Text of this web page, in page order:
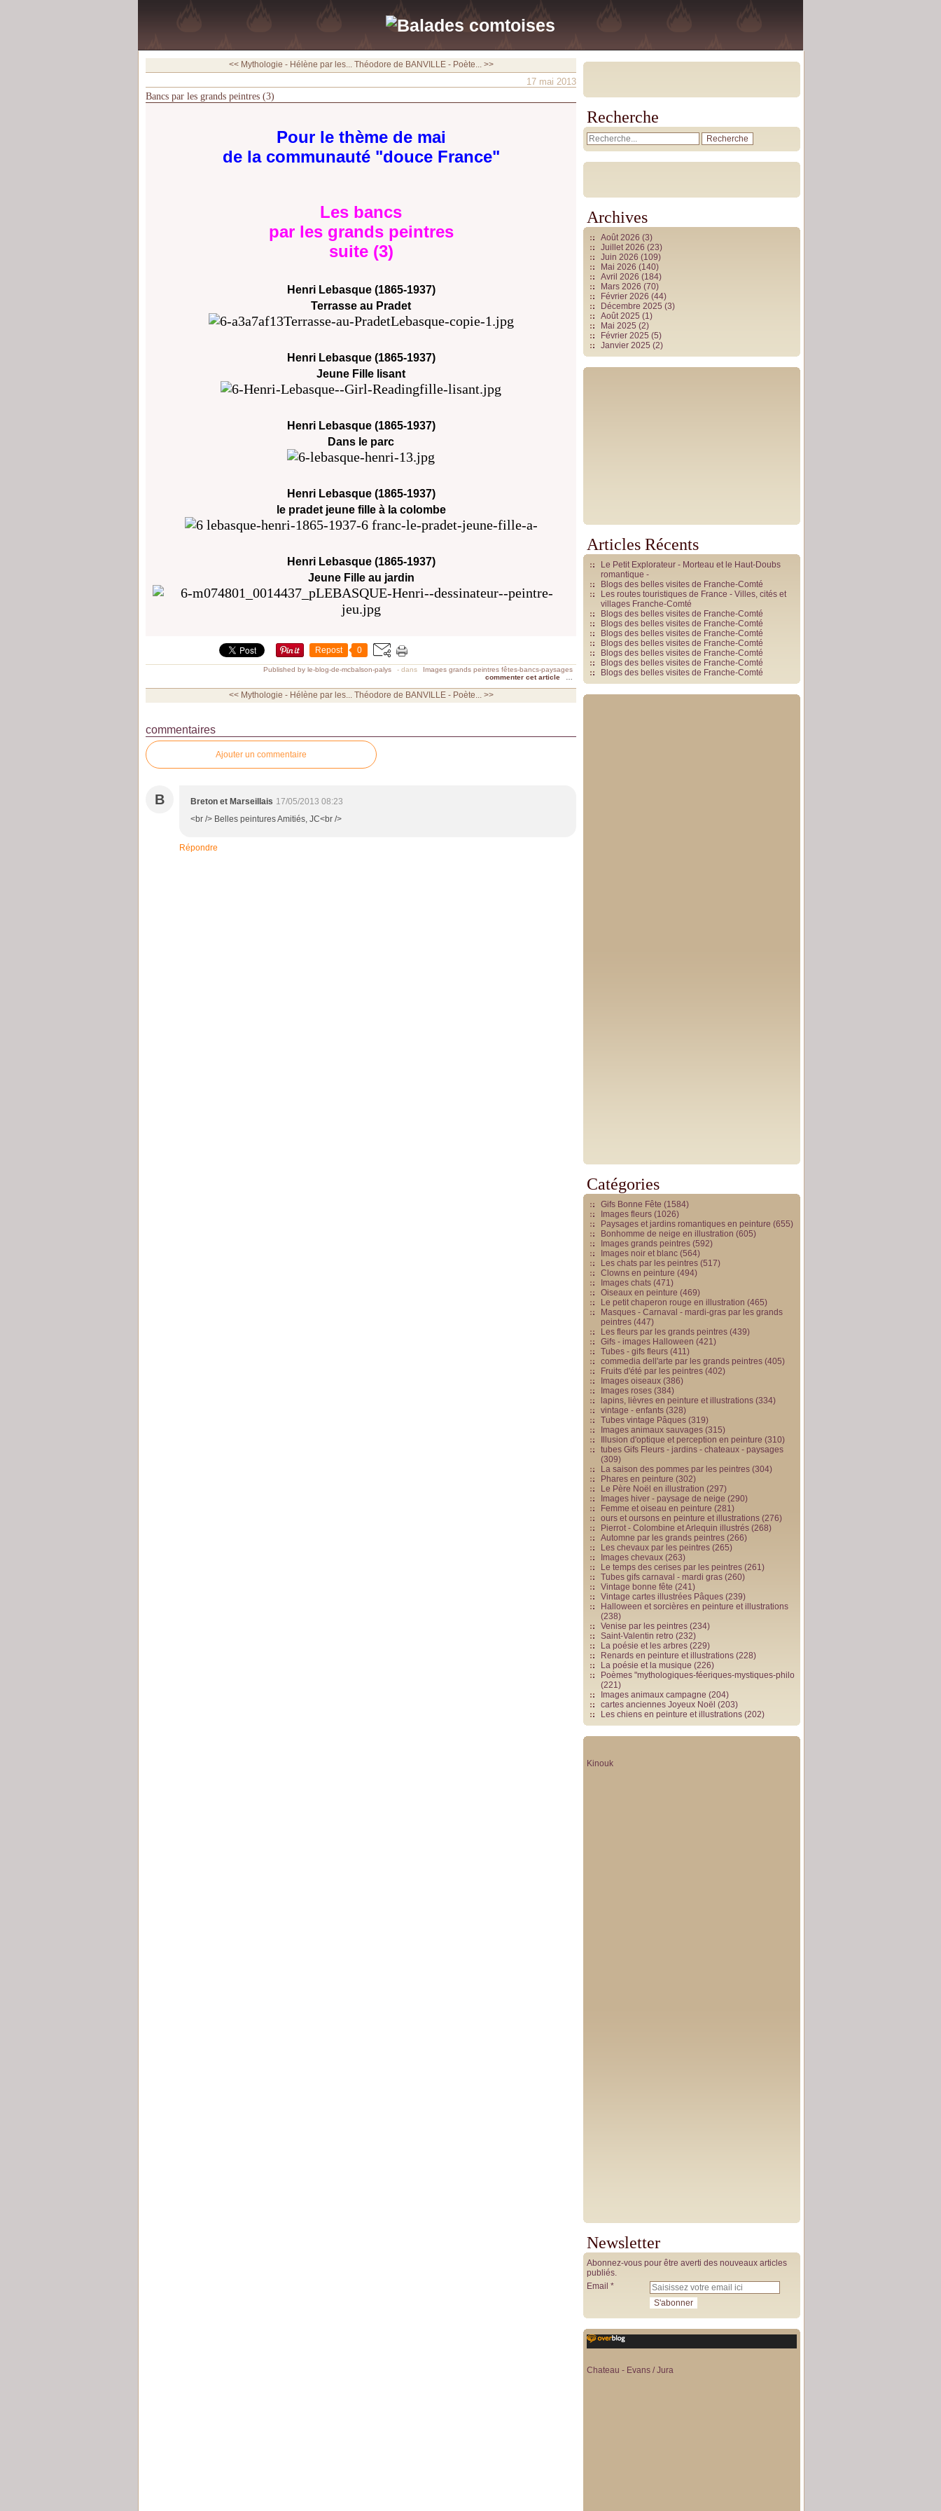
<< Mythologie - Hélène par les... Théodore de BANVILLE - Poète... >>
17 mai 2013
Bancs par les grands peintres (3)
Pour le thème de mai
de la communauté "douce France"
Les bancs
par les grands peintres
suite (3)
Henri Lebasque (1865-1937)
Terrasse au Pradet
Henri Lebasque (1865-1937)
Jeune Fille lisant
Henri Lebasque (1865-1937)
Dans le parc
Henri Lebasque (1865-1937)
le pradet jeune fille à la colombe
Henri Lebasque (1865-1937)
Jeune Fille au jardin
Repost 0
Published by le-blog-de-mcbalson-palys - dans
Images grands peintres fêtes-bancs-paysages
commenter cet article
<< Mythologie - Hélène par les... Théodore de BANVILLE - Poète... >>
commentaires
Ajouter un commentaire
B Breton et Marseillais 17/05/2013 08:23
<br /> Belles peintures Amitiés, JC<br />
Répondre
Recherche
Archives
Août 2026 (3)
Juillet 2026 (23)
Juin 2026 (109)
Mai 2026 (140)
Avril 2026 (184)
Mars 2026 (70)
Février 2026 (44)
Décembre 2025 (3)
Août 2025 (1)
Mai 2025 (2)
Février 2025 (5)
Janvier 2025 (2)
Articles Récents
Le Petit Explorateur - Morteau et le Haut-Doubs
romantique -
Blogs des belles visites de Franche-Comté
Les routes touristiques de France - Villes, cités et
villages Franche-Comté
Blogs des belles visites de Franche-Comté
Blogs des belles visites de Franche-Comté
Blogs des belles visites de Franche-Comté
Blogs des belles visites de Franche-Comté
Blogs des belles visites de Franche-Comté
Blogs des belles visites de Franche-Comté
Blogs des belles visites de Franche-Comté
Catégories
Gifs Bonne Fête (1584)
Images fleurs (1026)
Paysages et jardins romantiques en peinture (655)
Bonhomme de neige en illustration (605)
Images grands peintres (592)
Images noir et blanc (564)
Les chats par les peintres (517)
Clowns en peinture (494)
Images chats (471)
Oiseaux en peinture (469)
Le petit chaperon rouge en illustration (465)
Masques - Carnaval - mardi-gras par les grands
peintres (447)
Les fleurs par les grands peintres (439)
Gifs - images Halloween (421)
Tubes - gifs fleurs (411)
commedia dell'arte par les grands peintres (405)
Fruits d'été par les peintres (402)
Images oiseaux (386)
Images roses (384)
lapins, lièvres en peinture et illustrations (334)
vintage - enfants (328)
Tubes vintage Pâques (319)
Images animaux sauvages (315)
Illusion d'optique et perception en peinture (310)
tubes Gifs Fleurs - jardins - chateaux - paysages
(309)
La saison des pommes par les peintres (304)
Phares en peinture (302)
Le Père Noël en illustration (297)
Images hiver - paysage de neige (290)
Femme et oiseau en peinture (281)
ours et oursons en peinture et illustrations (276)
Pierrot - Colombine et Arlequin illustrés (268)
Automne par les grands peintres (266)
Les chevaux par les peintres (265)
Images chevaux (263)
Le temps des cerises par les peintres (261)
Tubes gifs carnaval - mardi gras (260)
Vintage bonne fête (241)
Vintage cartes illustrées Pâques (239)
Halloween et sorcières en peinture et illustrations
(238)
Venise par les peintres (234)
Saint-Valentin retro (232)
La poésie et les arbres (229)
Renards en peinture et illustrations (228)
La poésie et la musique (226)
Poèmes "mythologiques-féeriques-mystiques-philo
(221)
Images animaux campagne (204)
cartes anciennes Joyeux Noël (203)
Les chiens en peinture et illustrations (202)
Kinouk
Newsletter
Abonnez-vous pour être averti des nouveaux articles
publiés.
Email
Chateau - Evans / Jura